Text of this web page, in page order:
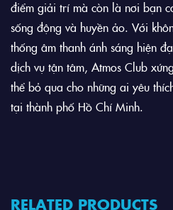
điểm giải trí mà còn là nơi bạn
sống động và huyền ảo. Với
thống âm thanh ánh sáng hiện
dịch vụ tận tâm, Atmos Club
thể bỏ qua cho những ai yêu
tại thành phố Hồ Chí Minh.
RELATED PRODUCTS